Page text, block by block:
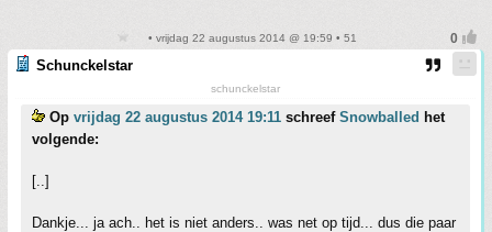
• vrijdag 22 augustus 2014 @ 19:59 • 51
Schunckelstar
schunckelstar
Op vrijdag 22 augustus 2014 19:11 schreef Snowballed het
volgende:
[..]
Dankje... ja ach.. het is niet anders.. was net op tijd... dus die paar